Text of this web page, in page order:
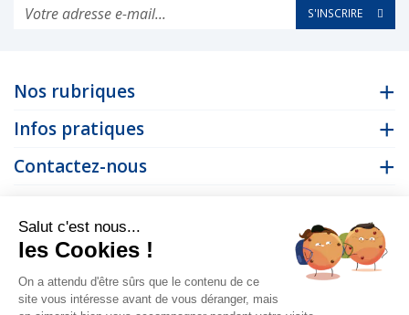
S'INSCRIRE
Nos rubriques
Infos pratiques
Contactez-nous
Salut c'est nous...
les Cookies !
On a attendu d'être sûrs que le contenu de ce
site vous intéresse avant de vous déranger, mais